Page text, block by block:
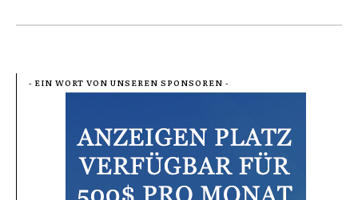
- EIN WORT VON UNSEREN SPONSOREN -